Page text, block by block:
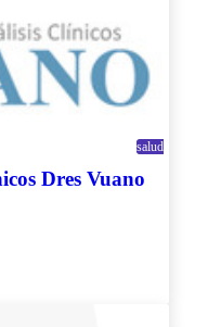
salud
Dres Vuano